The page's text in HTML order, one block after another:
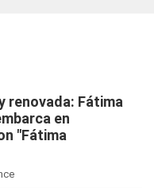
renovada: Fátima
en
"Fátima